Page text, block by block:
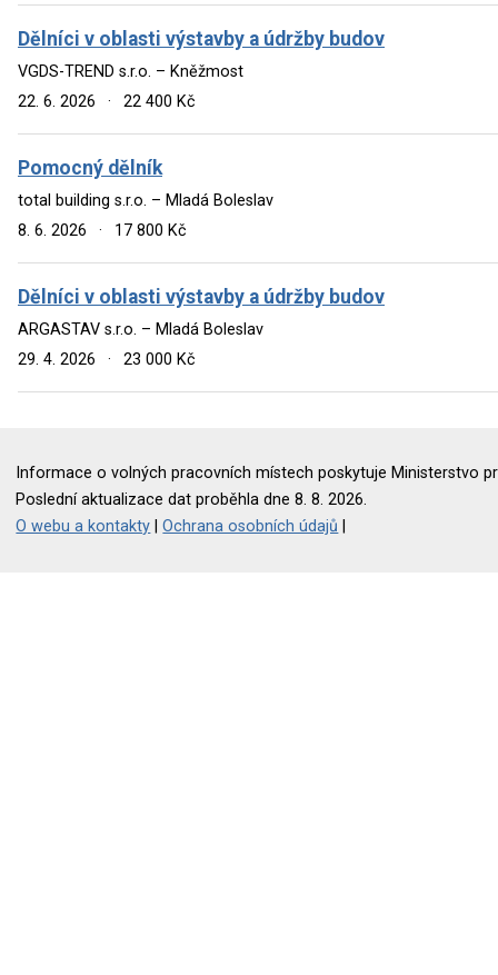
Dělníci v oblasti výstavby a údržby budov
VGDS-TREND s.r.o. – Kněžmost
22. 6. 2026
· 22 400 Kč
Pomocný dělník
total building s.r.o. – Mladá Boleslav
8. 6. 2026
· 17 800 Kč
Dělníci v oblasti výstavby a údržby budov
ARGASTAV s.r.o. – Mladá Boleslav
29. 4. 2026
· 23 000 Kč
Informace o volných pracovních místech poskytuje Ministerstvo
Poslední aktualizace dat proběhla dne 8. 8. 2026.
O webu a kontakty |Ochrana osobních údajů